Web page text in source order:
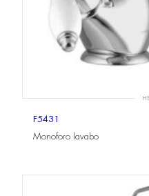
F5431
Monoforo lavabo